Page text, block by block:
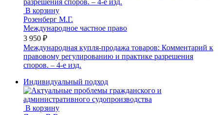
В корзину
Розенберг М.Г.
Международное частное право
3 950 ₽
Международная купля-продажа товаров: Комментарий к
правовому регулированию и практике разрешения
споров. – 4-е изд.
Индивидуальный подход
В корзину